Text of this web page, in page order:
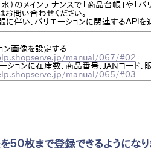
（水）のメインテナンスで「商品台帳」や「
お問い合わせください。
に伴い、バリエーションに関連するＡＰＩを
ン画像を設定する
manual/067/#02
ションに在庫数、商品番号、JANコード
manual/065/#03
５０枚まで登録できるようになり